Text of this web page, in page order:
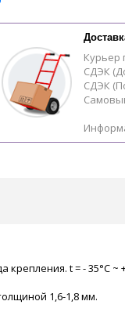
Курьер
СДЭК
СДЭК
t = - 35°С ~
1,6-1,8 мм.